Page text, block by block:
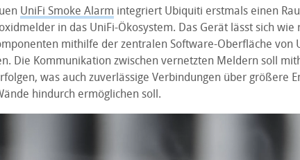
UniFi Smoke Alarm integriert Ubiquiti erstmals einen
in das UniFi-Ökosystem. Das Gerät lässt sich wie
mithilfe der zentralen Software-Oberfläche von
Die Kommunikation zwischen vernetzten Meldern soll
was auch zuverlässige Verbindungen über größere
hindurch ermöglichen soll.